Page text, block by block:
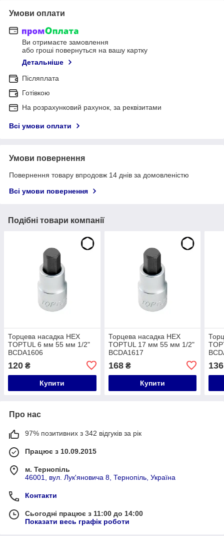
Умови оплати
Ви отримаєте замовлення
або гроші повернуться на вашу картку
Детальніше
Післяплата
Готівкою
На розрахунковий рахунок, за реквізитами
Всі умови оплати
Умови повернення
Повернення товару впродовж 14 днів за домовленістю
Всі умови повернення
Подібні товари компанії
Торцева насадка HEX
TOPTUL 6 мм 55 мм 1/2"
BCDA1606
120 ₴
Купити
Торцева насадка HEX
TOPTUL 17 мм 55 мм 1/2"
BCDA1617
168₴
Купити
136
Про нас
97% позитивних з 342 відгуків за рік
Працює з 10.09.2015
м. Тернопіль
46001, вул. Лук'яновича 8, Тернопіль, Україна
Контакти
Сьогодні працює з 11:00 до 14:00
Показати весь графік роботи